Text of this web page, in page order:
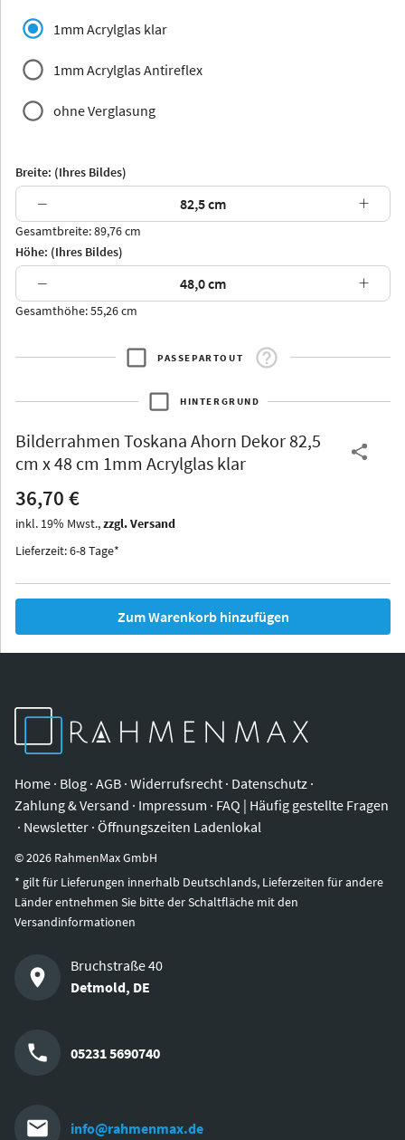
Jersey Dauphine
Arran Luzern
Thurgau
Iowa
1mm Acrylglas klar
1mm Acrylglas Antireflex
ohne Verglasung
Breite: (Ihres Bildes)
− +
Gesamtbreite: 89,76 cm
Höhe: (Ihres Bildes)
− +
Gesamthöhe: 55,26 cm
PASSEPARTOUT
HINTERGRUND
Bilderrahmen Toskana Ahorn Dekor 82,5
cm x 48 cm 1mm Acrylglas klar
36,70 €
inkl. 19% Mwst.,zzgl. Versand
Lieferzeit: 6-8 Tage*
Zum Warenkorb hinzufügen
Home · Blog · AGB · Widerrufsrecht · Datenschutz ·
Zahlung & Versand · Impressum · FAQ | Häufig gestellte Fragen
· Newsletter · Öffnungszeiten Ladenlokal
©2026 RahmenMax GmbH
* gilt für Lieferungen innerhalb Deutschlands, Lieferzeiten für andere
Länder entnehmen Sie bitte der Schaltfläche mit den
Versandinformationen
Bruchstraße 40
Detmold, DE
05231 5690740
info@rahmenmax.de